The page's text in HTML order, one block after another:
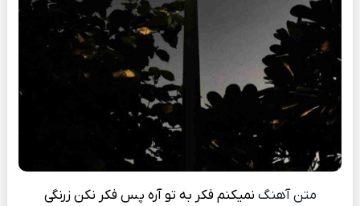
متن آهنگ نمیکنم فکر به تو آره پس فکر نکن زرنگی